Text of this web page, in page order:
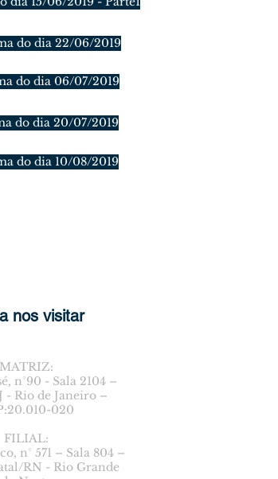
do dia 22/06/2019
do dia 06/07/2019
do dia 20/07/2019
do dia 10/08/2019
nos visitar
MATRIZ:
n°90 - Sala 2104 –
- Rio de Janeiro –
020
FILIAL:
n° 571 – Sala 804 –
RN - Rio Grande